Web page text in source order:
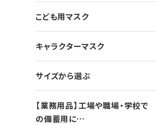
こども用マスク
キャラクターマスク
サイズから選ぶ
【業務用品】工場や職場・学校で
の備蓄用に…